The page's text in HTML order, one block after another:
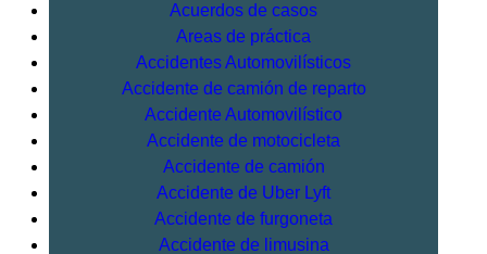
Acuerdos de casos
Areas de práctica
Accidentes Automovilísticos
Accidente de camión de reparto
Accidente Automovilístico
Accidente de motocicleta
Accidente de camión
Accidente de Uber Lyft
Accidente de furgoneta
Accidente de limusina